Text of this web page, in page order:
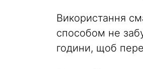
Використання
способом не
години, щоб